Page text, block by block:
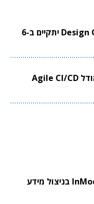
וובינר סינופסיס ל-Design Optimization יתקיים ב-6
וובינר סינופסיס לתכנון שבבים במודל Agile CI/CD
קרן Steel מאשימה את מנכ"ל InMode בניצול מידע